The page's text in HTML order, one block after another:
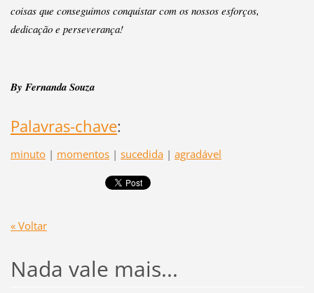
coisas que conseguimos conquistar com os nossos esforços,
dedicação e perseverança!
By Fernanda Souza
Palavras-chave:
minuto | momentos | sucedida | agradável
« Voltar
Nada vale mais...